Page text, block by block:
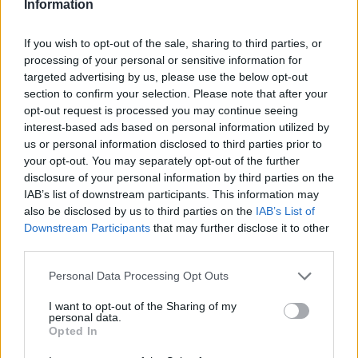
Information
If you wish to opt-out of the sale, sharing to third parties, or
processing of your personal or sensitive information for
targeted advertising by us, please use the below opt-out
section to confirm your selection. Please note that after your
opt-out request is processed you may continue seeing
interest-based ads based on personal information utilized by
us or personal information disclosed to third parties prior to
your opt-out. You may separately opt-out of the further
disclosure of your personal information by third parties on the
IAB’s list of downstream participants. This information may
also be disclosed by us to third parties on the IAB’s List of
Downstream Participants that may further disclose it to other
Personal Data Processing Opt Outs
I want to opt-out of the Sharing of my
personal data.
Opted In
týdny. Novinářům to řekl ředitel zooparku Vít Lukáš, podle kterého
Zoo Ostrava odchovává čtyři mláďata vzácných oslů
onagerů
26.7.2026 01:16 | OSTRAVA ( ČTK)
Zoo Ostrava odchovává čtyři
mláďata vzácných oslů
onagerů. Jde o nejohroženější
poddruh divokého asijského
osla. V zahradě žije
dvanáctičlenné stádo, které je tak nejpočetnější v Evropě.
Novinářům to sdělila mluvčí zahrady Šárka Nováková. V přírodě se
vyskytuje jen okolo 1200 jedinců tohoto kriticky ohroženého
zvířete.
Polička na Svitavsku staví v Liboháji pietní místo na
26.7.2026 00:36 | POLIČKA ( ČTK
Diskuse: 17